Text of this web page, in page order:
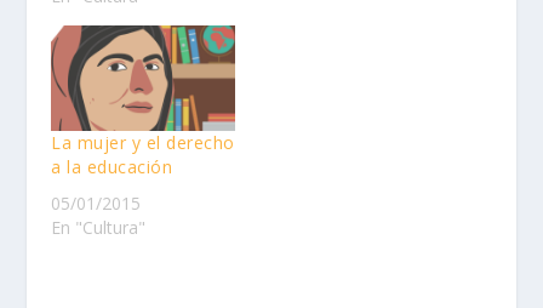
La mujer y el derecho
a la educación
05/01/2015
En "Cultura"